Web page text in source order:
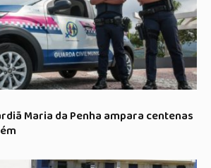
Maria da Penha ampara centenas